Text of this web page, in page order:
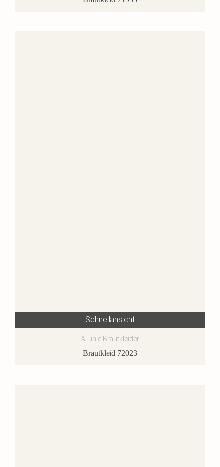
Schnellansicht
A-Linie Brautkleider
Brautkleid 72023